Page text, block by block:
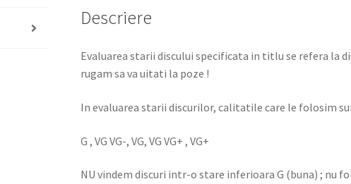
Descriere
Evaluarea starii discului specificata in titlu se refera la
rugam sa va uitati la poze !
In evaluarea starii discurilor, calitatile care le folosim
G , VG VG-, VG, VG VG+ , VG+
NU vindem discuri intr-o stare inferioara G (buna) ; nu